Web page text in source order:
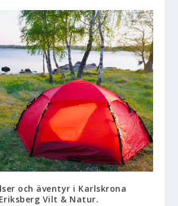
och äventyr i Karlskrona
Vilt & Natur.